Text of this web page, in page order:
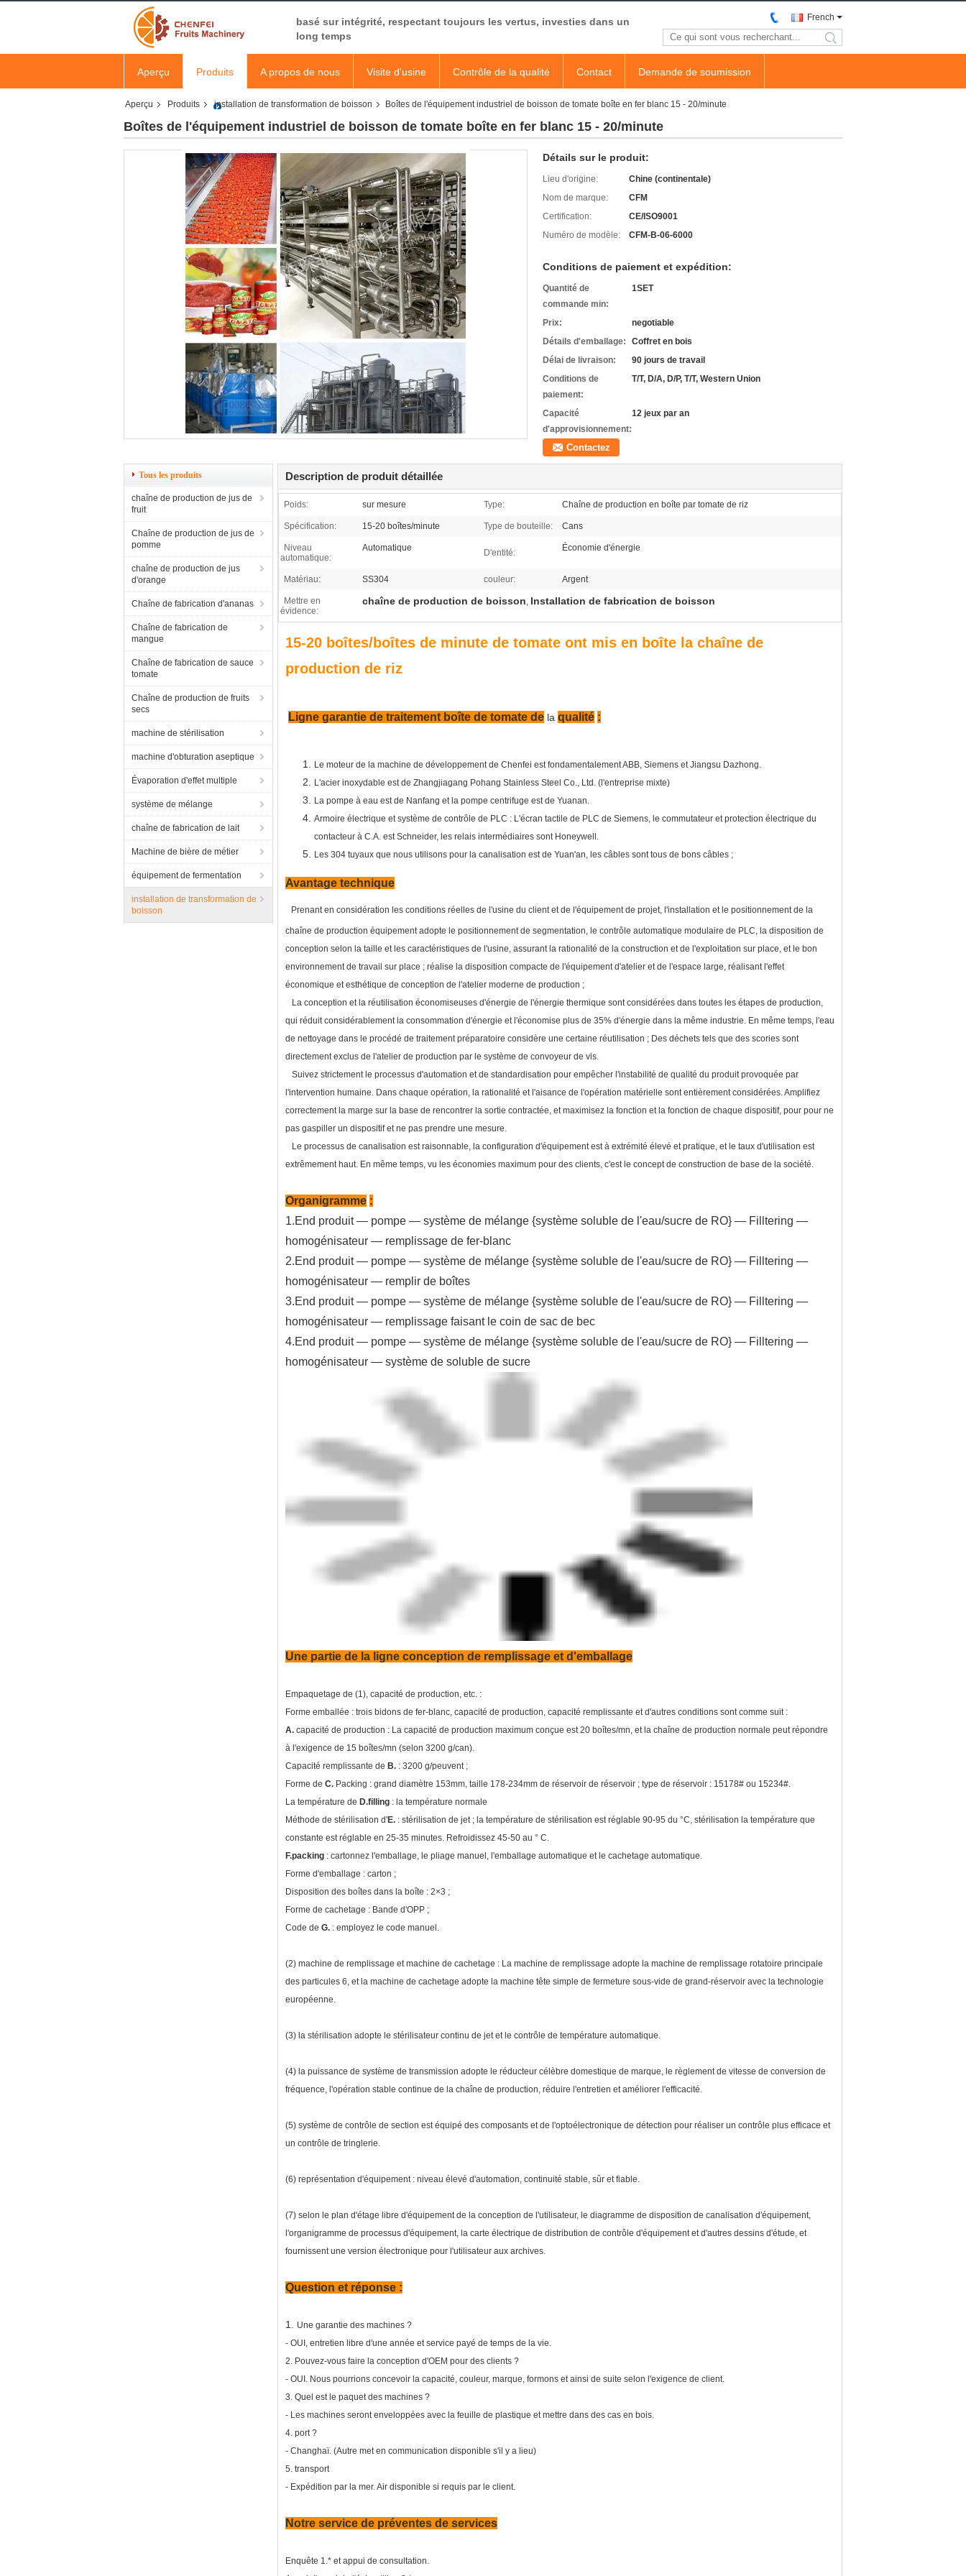
basé sur intégrité, respectant toujours les vertus, investies dans un
long temps
French
search
Aperçu Produits A propos de nous Visite d'usine Contrôle de la qualité Contact Demande de soumission
Aperçu Produits installation de transformation de boisson Boîtes de l'équipement industriel de boisson de tomate boîte en fer blanc 15 - 20/minute
Boîtes de l'équipement industriel de boisson de tomate boîte en fer blanc 15 - 20/minute
Détails sur le produit:
Lieu d'origine:
Chine (continentale)
Nom de marque:
CFM
Certification:
CE/ISO9001
Numéro de modèle:
CFM-B-06-6000
Conditions de paiement et expédition:
Quantité de
commande min:
1SET
Prix:
negotiable
Détails d'emballage:
Coffret en bois
Délai de livraison:
90 jours de travail
Conditions de
paiement:
T/T, D/A, D/P, T/T, Western Union
Capacité
d'approvisionnement:
12 jeux par an
Contactez
Tous les produits
chaîne de production de jus de
fruit
Chaîne de production de jus de
pomme
chaîne de production de jus
d'orange
Chaîne de fabrication d'ananas
Chaîne de fabrication de
mangue
Chaîne de fabrication de sauce
tomate
Chaîne de production de fruits
secs
machine de stérilisation
machine d'obturation aseptique
Évaporation d'effet multiple
système de mélange
chaîne de fabrication de lait
Machine de bière de métier
équipement de fermentation
installation de transformation de
boisson
Description de produit détaillée
Poids: sur mesure Type: Chaîne de production en boîte par tomate de riz
Spécification: 15-20 boîtes/minute Type de bouteille: Cans
Niveau
automatique:
Automatique D'entité: Économie d'énergie
Matériau: SS304 couleur: Argent
Mettre en
évidence:
chaîne de production de boisson, Installation de fabrication de boisson
15-20 boîtes/boîtes de minute de tomate ont mis en boîte la chaîne de
production de riz
Ligne garantie de traitement boîte de tomate de la qualité :
Le moteur de la machine de développement de Chenfei est fondamentalement ABB, Siemens et Jiangsu Dazhong.
L'acier inoxydable est de Zhangjiagang Pohang Stainless Steel Co., Ltd. (l'entreprise mixte)
La pompe à eau est de Nanfang et la pompe centrifuge est de Yuanan.
Armoire électrique et système de contrôle de PLC : L'écran tactile de PLC de Siemens, le commutateur et protection électrique du
contacteur à C.A. est Schneider, les relais intermédiaires sont Honeywell.
Les 304 tuyaux que nous utilisons pour la canalisation est de Yuan'an, les câbles sont tous de bons câbles ;
Avantage technique
Prenant en considération les conditions réelles de l'usine du client et de l'équipement de projet, l'installation et le positionnement de la
chaîne de production équipement adopte le positionnement de segmentation, le contrôle automatique modulaire de PLC, la disposition de
conception selon la taille et les caractéristiques de l'usine, assurant la rationalité de la construction et de l'exploitation sur place, et le bon
environnement de travail sur place ; réalise la disposition compacte de l'équipement d'atelier et de l'espace large, réalisant l'effet
économique et esthétique de conception de l'atelier moderne de production ;
La conception et la réutilisation économiseuses d'énergie de l'énergie thermique sont considérées dans toutes les étapes de production,
qui réduit considérablement la consommation d'énergie et l'économise plus de 35% d'énergie dans la même industrie. En même temps, l'eau
de nettoyage dans le procédé de traitement préparatoire considère une certaine réutilisation ; Des déchets tels que des scories sont
directement exclus de l'atelier de production par le système de convoyeur de vis.
Suivez strictement le processus d'automation et de standardisation pour empêcher l'instabilité de qualité du produit provoquée par
l'intervention humaine. Dans chaque opération, la rationalité et l'aisance de l'opération matérielle sont entièrement considérées. Amplifiez
correctement la marge sur la base de rencontrer la sortie contractée, et maximisez la fonction et la fonction de chaque dispositif, pour pour ne
pas gaspiller un dispositif et ne pas prendre une mesure.
Le processus de canalisation est raisonnable, la configuration d'équipement est à extrémité élevé et pratique, et le taux d'utilisation est
extrêmement haut. En même temps, vu les économies maximum pour des clients, c'est le concept de construction de base de la société.
Organigramme :
1.End produit — pompe — système de mélange {système soluble de l'eau/sucre de RO} — Filltering —
homogénisateur — remplissage de fer-blanc
2.End produit — pompe — système de mélange {système soluble de l'eau/sucre de RO} — Filltering —
homogénisateur — remplir de boîtes
3.End produit — pompe — système de mélange {système soluble de l'eau/sucre de RO} — Filltering —
homogénisateur — remplissage faisant le coin de sac de bec
4.End produit — pompe — système de mélange {système soluble de l'eau/sucre de RO} — Filltering —
homogénisateur — système de soluble de sucre
Une partie de la ligne conception de remplissage et d'emballage
Empaquetage de (1), capacité de production, etc. :
Forme emballée : trois bidons de fer-blanc, capacité de production, capacité remplissante et d'autres conditions sont comme suit :
A. capacité de production : La capacité de production maximum conçue est 20 boîtes/mn, et la chaîne de production normale peut répondre
à l'exigence de 15 boîtes/mn (selon 3200 g/can).
Capacité remplissante de B. : 3200 g/peuvent ;
Forme de C. Packing : grand diamètre 153mm, taille 178-234mm de réservoir de réservoir ; type de réservoir : 15178# ou 15234#.
La température de D.filling : la température normale
Méthode de stérilisation d'E. : stérilisation de jet ; la température de stérilisation est réglable 90-95 du °C, stérilisation la température que
constante est réglable en 25-35 minutes. Refroidissez 45-50 au ° C.
F.packing : cartonnez l'emballage, le pliage manuel, l'emballage automatique et le cachetage automatique.
Forme d'emballage : carton ;
Disposition des boîtes dans la boîte : 2×3 ;
Forme de cachetage : Bande d'OPP ;
Code de G. : employez le code manuel.
(2) machine de remplissage et machine de cachetage : La machine de remplissage adopte la machine de remplissage rotatoire principale
des particules 6, et la machine de cachetage adopte la machine tête simple de fermeture sous-vide de grand-réservoir avec la technologie
européenne.
(3) la stérilisation adopte le stérilisateur continu de jet et le contrôle de température automatique.
(4) la puissance de système de transmission adopte le réducteur célèbre domestique de marque, le règlement de vitesse de conversion de
fréquence, l'opération stable continue de la chaîne de production, réduire l'entretien et améliorer l'efficacité.
(5) système de contrôle de section est équipé des composants et de l'optoélectronique de détection pour réaliser un contrôle plus efficace et
un contrôle de tringlerie.
(6) représentation d'équipement : niveau élevé d'automation, continuité stable, sûr et fiable.
(7) selon le plan d'étage libre d'équipement de la conception de l'utilisateur, le diagramme de disposition de canalisation d'équipement,
l'organigramme de processus d'équipement, la carte électrique de distribution de contrôle d'équipement et d'autres dessins d'étude, et
fournissent une version électronique pour l'utilisateur aux archives.
Question et réponse :
1.
Une garantie des machines ?
- OUI, entretien libre d'une année et service payé de temps de la vie.
2. Pouvez-vous faire la conception d'OEM pour des clients ?
- OUI. Nous pourrions concevoir la capacité, couleur, marque, formons et ainsi de suite selon l'exigence de client.
3. Quel est le paquet des machines ?
- Les machines seront enveloppées avec la feuille de plastique et mettre dans des cas en bois.
4. port ?
- Changhaï. (Autre met en communication disponible s'il y a lieu)
5. transport
- Expédition par la mer. Air disponible si requis par le client.
Notre service de préventes de services
Enquête 1.* et appui de consultation.